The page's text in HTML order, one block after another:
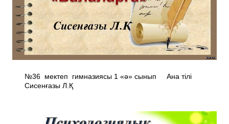
№36 мектеп ­ гимназиясы 1 «ә» сынып Ана тілі
Сисенғазы Л.Қ